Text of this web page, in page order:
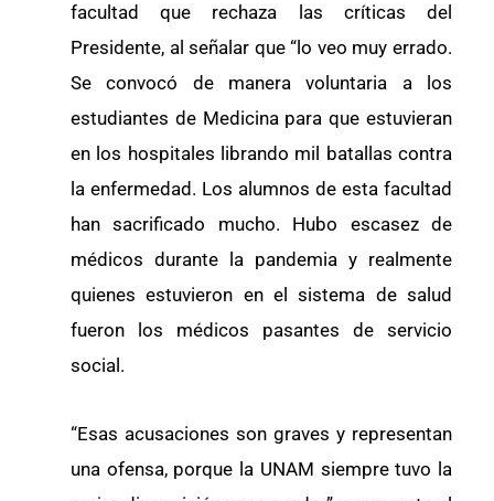
facultad que rechaza las críticas del
Presidente, al señalar que “lo veo muy errado.
Se convocó de manera voluntaria a los
estudiantes de Medicina para que estuvieran
en los hospitales librando mil batallas contra
la enfermedad. Los alumnos de esta facultad
han sacrificado mucho. Hubo escasez de
médicos durante la pandemia y realmente
quienes estuvieron en el sistema de salud
fueron los médicos pasantes de servicio
social.
“Esas acusaciones son graves y representan
una ofensa, porque la UNAM siempre tuvo la